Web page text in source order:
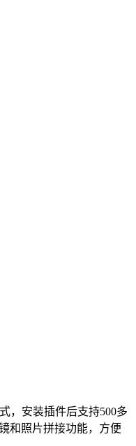
，安装插件后支持500多
和照片拼接功能，方便